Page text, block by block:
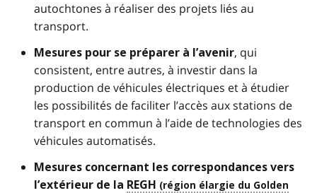
autochtones à réaliser des projets liés au
transport.
Mesures pour se préparer à l’avenir, qui
consistent, entre autres, à investir dans la
production de véhicules électriques et à étudier
les possibilités de faciliter l’accès aux stations de
transport en commun à l’aide de technologies des
véhicules automatisés.
Mesures concernant les correspondances vers
l’extérieur de la REGH